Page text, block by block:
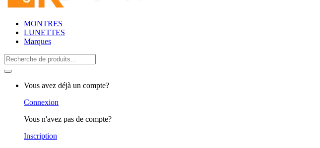
MONTRES
LUNETTES
Marques
Search
for:
Vous avez déjà un compte?
Connexion
Vous n'avez pas de compte?
Inscription